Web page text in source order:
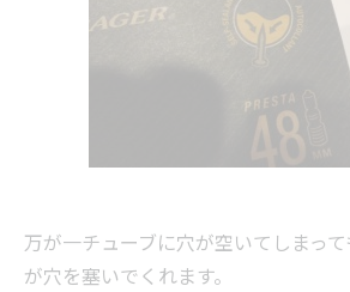
万が一チューブに穴が空いてしまっ
が穴を塞いでくれます。